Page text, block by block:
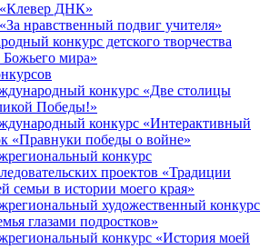
ДНК»
нравственный подвиг учителя»
конкурс детского творчества
Божьего мира»
конкурс «Две столицы
Победы!»
конкурс «Интерактивный
«Правнуки победы о войне»
конкурс
проектов «Традиции
семьи в истории моего края»
художественный конкурс
глазами подростков»
конкурс «История моей